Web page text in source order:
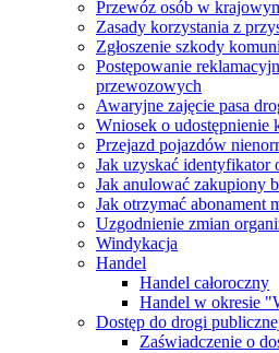
Przewóz osób w
Zasady korzystania z
Zgłoszenie szkody
Postępowanie
przewozowych
Awaryjne zajęcie pasa
Wniosek o udostępnienie
Przejazd pojazdów
Jak uzyskać identyfikator
Jak anulować zakupiony
Jak otrzymać abonament
Uzgodnienie zmian
Windykacja
Handel
Handel całoroczny
Handel w okresie
Dostęp do drogi
Zaświadczenie o